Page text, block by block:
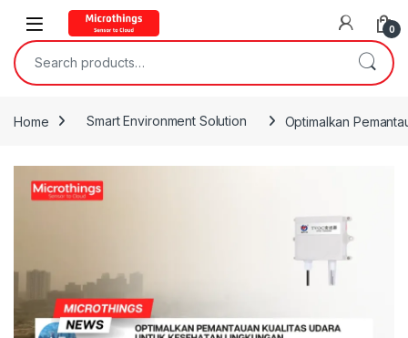
Open 0
Search for:
Home Smart Environment Solution Optimalkan